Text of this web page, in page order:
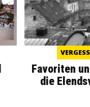
Favoriten
die